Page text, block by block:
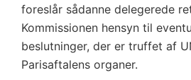
foreslår sådanne delegerede
Kommissionen hensyn til
beslutninger, der er truffet af
Parisaftalens organer.